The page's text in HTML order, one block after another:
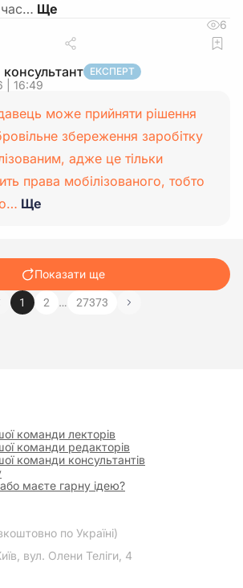
час…
6
консультант ЕКСПЕРТ
| 16:49
може прийняти рішення
збереження заробітку
адже це тільки
права мобілізованого, тобто
Ще
Показати ще
1 2 … 27373
команди лекторів
команди редакторів
команди консультантів
маєте гарну ідею?
по Україні)
вул. Олени Теліги, 4